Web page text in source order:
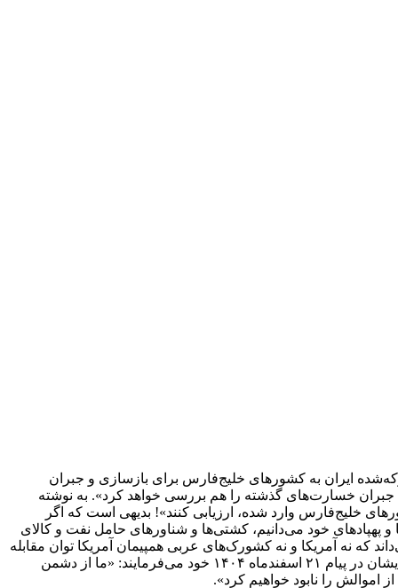
ایران به کشورهای خلیج‌فارس برای بازسازی و جبران
جبران خسارت‌های گذشته را هم بررسی خواهد کرد». به نوشته
خلیج‌فارس وارد شده، ارزیابی کنند‌»! بدیهی است که اگر
پهپادهای خود می‌دانیم، کشتی‌ها و شناورهای حامل نفت و کالای
که نه آمریکا و نه کشورک‌های عربی همپیمان آمریکا توان مقابله
با این اقدام تلافی‌جویانه ایران اسلامی را ندارند. و ایران به توصیه رهبر معظم انقلاب هرگز از دریافت خسارت چشم‌پوشی نمی‌کند. حضرت ایشان در پیام ۲۱ اسفندماه ۱۴۰۴ خود می‌فرمایند: «‌ما از دشمن
اموالش را نابود خواهیم کرد».